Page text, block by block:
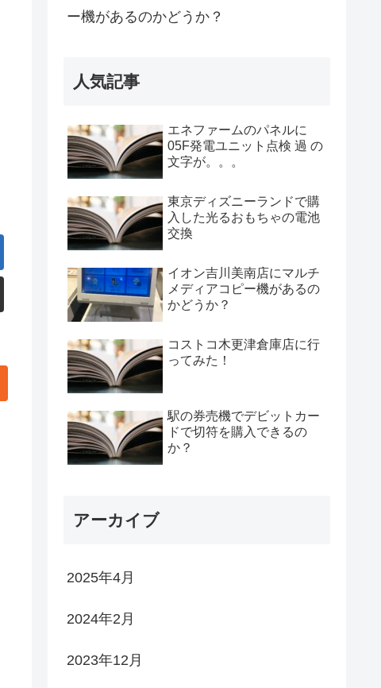
ー機があるのかどうか？
人気記事
エネファームのパネルに
05F発電ユニット点検 過 の
文字が。。。
東京ディズニーランドで購
入した光るおもちゃの電池
交換
イオン吉川美南店にマルチ
メディアコピー機があるの
かどうか？
コストコ木更津倉庫店に行
ってみた！
駅の券売機でデビットカー
ドで切符を購入できるの
か？
アーカイブ
2025年4月
2024年2月
2023年12月